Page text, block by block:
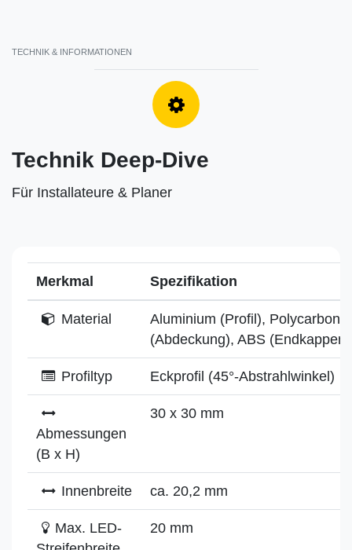
TECHNIK & INFORMATIONEN
Technik Deep-Dive
Für Installateure & Planer
Merkmal Spezifikation
Material
Aluminium (Profil), Polycarbonat
(Abdeckung), ABS (Endkappen)
Profiltyp Eckprofil (45°-Abstrahlwinkel)
Abmessungen
(B x H)
30 x 30 mm
Innenbreite ca. 20,2 mm
Max. LED-
20 mm